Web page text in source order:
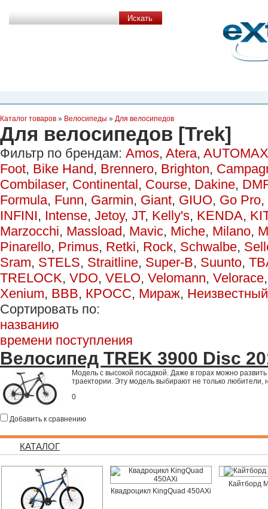
Каталог товаров » Велосипеды » Для велосипедов
Для велосипедов [Trek]
Фильтр по брендам: Amos, Atera,
Foot, Bike Hand, Brennero, Brighton,
Combilaser, Continental, Course, Dakine,
Formula, Funn, Garmin, Giant, GIUO, Go Pro,
INFINI, Intense, Jetoy, JT, Kelly's, KENDA,
Marzocchi, Massload, Mavic, Miche, Milano,
Pinarello, Primus, Retki, Rock, Schwalbe,
Sram, STELS, Straitline, Super-B, Suunto,
TRELOCK, VDO, VELO, Velomann, Velorace
Xenium, ВВВ, КРОСС, Мираж, Неизвестный
Сортировать по:
названию
времени поступления
Велосипед TREK 3900 Disc
Модель с высокой посадкой. Даже в горах можно
траектории. Эту модель выбирают не только
0
Добавить к сравнению
КАТАЛОГ
Квадроцикл KingQuad 450AXi
Кайтборд